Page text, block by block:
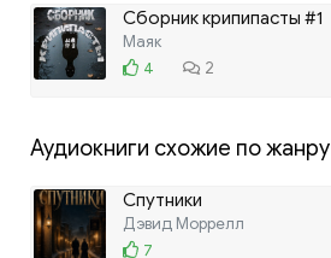
Сборник крипипасты #1
Маяк
4
2
Аудиокниги схожие по жанру
Спутники
Дэвид Моррелл
7